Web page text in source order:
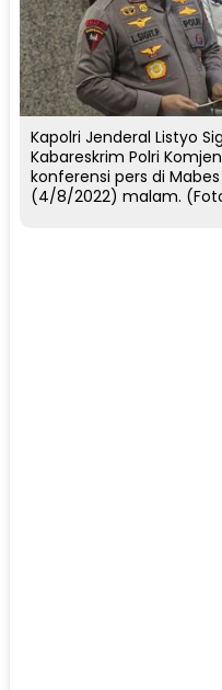
Kapolri Jenderal Listyo
Kabareskrim Polri
konferensi pers di
(4/8/2022) malam.